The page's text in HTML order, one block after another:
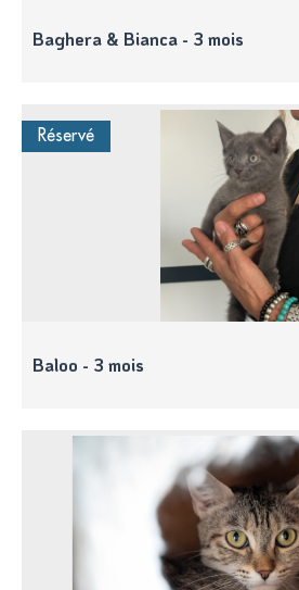
Baghera & Bianca - 3 mois
Réservé
Baloo - 3 mois